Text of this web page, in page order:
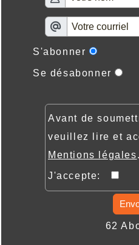
S'abonner
Se désabonner
Avant de
veuillez lire et
Mentions légales.
J'accepte:
62